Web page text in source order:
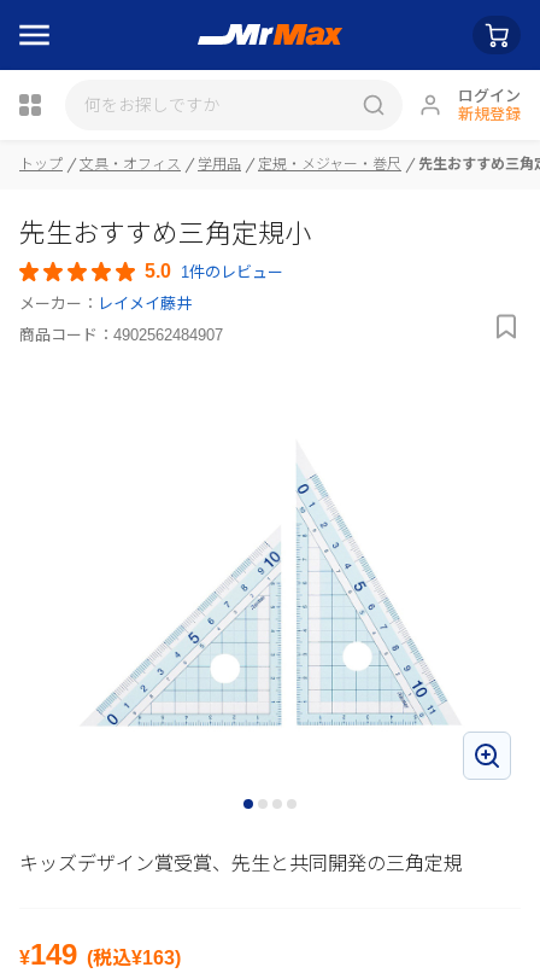
ログイン
新規登録
瓶詰
トップ 文具・オフィス 学用品 定規・メジャー・巻尺 先生おすすめ三角
先生おすすめ三角定規小
5.0 1件のレビュー
メーカー： レイメイ藤井
商品コード： 4902562484907
キッズデザイン賞受賞、先生と共同開発の三角定規
¥149 (税込¥163)